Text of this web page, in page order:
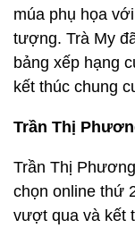
múa phụ họa
tượng. Trà My
bảng xếp hạng
kết thúc chung
Trần Thị
Trần Thị
chọn online thứ
vượt qua và kết